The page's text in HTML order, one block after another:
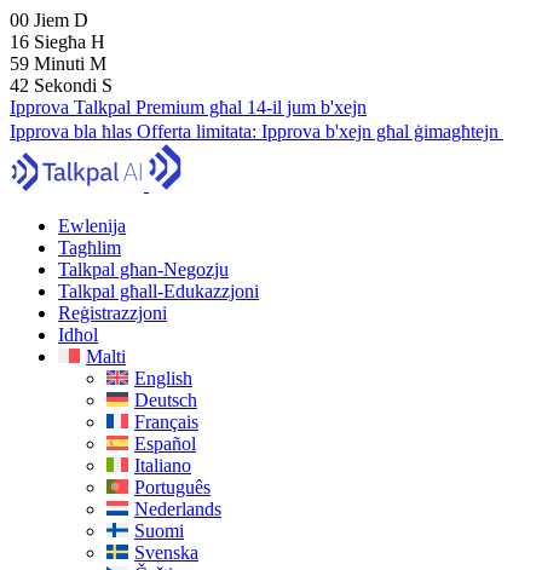
00 Jiem D
16 Siegħa H
59 Minuti M
41 Sekondi S
Ipprova Talkpal Premium għal 14-il jum b'xejn
Ipprova bla ħlas Offerta limitata: Ipprova b'xejn għal ġimagħtejn
Ewlenija
Tagħlim
Talkpal għan-Negozju
Talkpal għall-Edukazzjoni
Reġistrazzjoni
Idħol
Malti
English
Deutsch
Français
Español
Italiano
Português
Nederlands
Suomi
Svenska